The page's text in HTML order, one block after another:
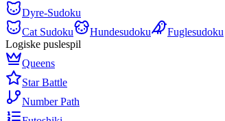
Dyre-Sudoku
Cat Sudoku
Hundesudoku
Fuglesudoku
Logiske puslespil
Queens
Star Battle
Number Path